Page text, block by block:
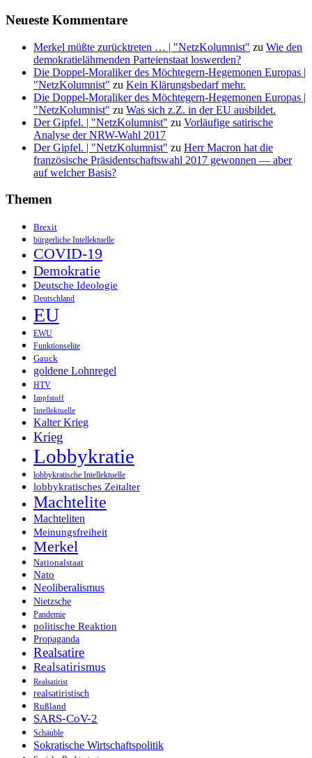
Neueste Kommentare
Merkel müßte zurücktreten … | "NetzKolumnist" zu Wie den
demokratielähmenden Parteienstaat loswerden?
Die Doppel-Moraliker des Möchtegern-Hegemonen Europas |
"NetzKolumnist" zu Kein Klärungsbedarf mehr.
Die Doppel-Moraliker des Möchtegern-Hegemonen Europas |
"NetzKolumnist" zu Was sich z.Z. in der EU ausbildet.
Der Gipfel. | "NetzKolumnist" zu Vorläufige satirische
Analyse der NRW-Wahl 2017
Der Gipfel. | "NetzKolumnist" zu Herr Macron hat die
französische Präsidentschaftswahl 2017 gewonnen — aber
auf welcher Basis?
Themen
Brexit
bürgerliche Intellektuelle
COVID-19
Demokratie
Deutsche Ideologie
Deutschland
EU
EWU
Funktionselite
Gauck
goldene Lohnregel
HTV
Impfstoff
Intellektuelle
Kalter Krieg
Krieg
Lobbykratie
lobbykratische Intellektuelle
lobbykratisches Zeitalter
Machtelite
Machteliten
Meinungsfreiheit
Merkel
Nationalstaat
Nato
Neoliberalismus
Nietzsche
Pandemie
politische Reaktion
Propaganda
Realsatire
Realsatirismus
Realsatirist
realsatiristisch
Rußland
SARS-CoV-2
Schäuble
Sokratische Wirtschaftspolitik